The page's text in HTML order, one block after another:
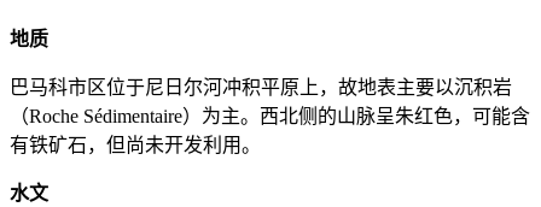
地质
巴马科市区位于尼日尔河冲积平原上，故地表主要以沉积岩
（Roche Sédimentaire）为主。西北侧的山脉呈朱红色，可能含
有铁矿石，但尚未开发利用。
水文